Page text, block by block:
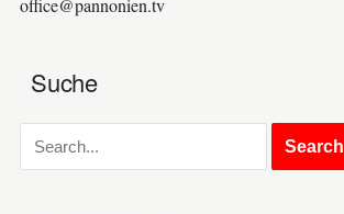
office@pannonien.tv
Suche